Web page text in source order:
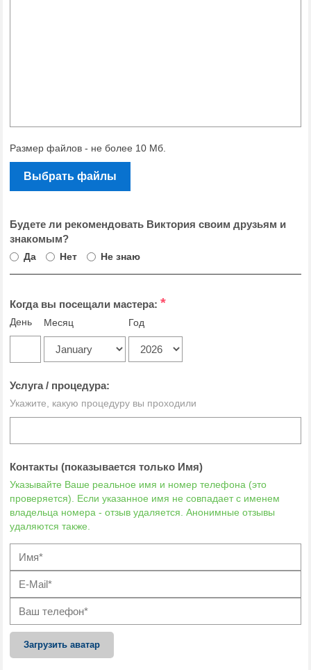
Размер файлов - не более 10 Мб.
Выбрать файлы
Будете ли рекомендовать Виктория своим друзьям и
знакомым?
Да Нет Не знаю
Когда вы посещали мастера: *
День Месяц Год
Услуга / процедура:
Укажите, какую процедуру вы проходили
Контакты (показывается только Имя)
Указывайте Ваше реальное имя и номер телефона (это
проверяется). Если указанное имя не совпадает с именем
владельца номера - отзыв удаляется. Анонимные отзывы
удаляются также.
Загрузить аватар